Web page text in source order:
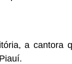
a cantora